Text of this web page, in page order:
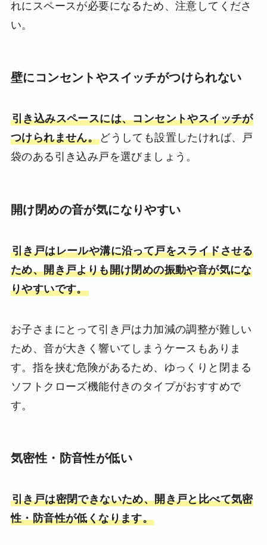
れにスペースが必要になるため、注意してくださ
い。
壁にコンセントやスイッチがつけられない
引き込みスペースには、コンセントやスイッチが
つけられません。 どうしても設置したければ、戸
袋のある引き込み戸を選びましょう。
開け閉めの音が気になりやすい
引き戸はレールや溝に沿って戸をスライドさせる
ため、開き戸よりも開け閉めの振動や音が気にな
りやすいです。
お子さまにとって引き戸は力加減の調整が難しい
ため、音が大きく響いてしまうケースもありま
す。指を挟む危険があるため、ゆっくりと閉まる
ソフトクローズ機能付きのタイプがおすすめで
す。
気密性・防音性が低い
引き戸は密閉できないため、開き戸と比べて気密
性・防音性が低くなります。